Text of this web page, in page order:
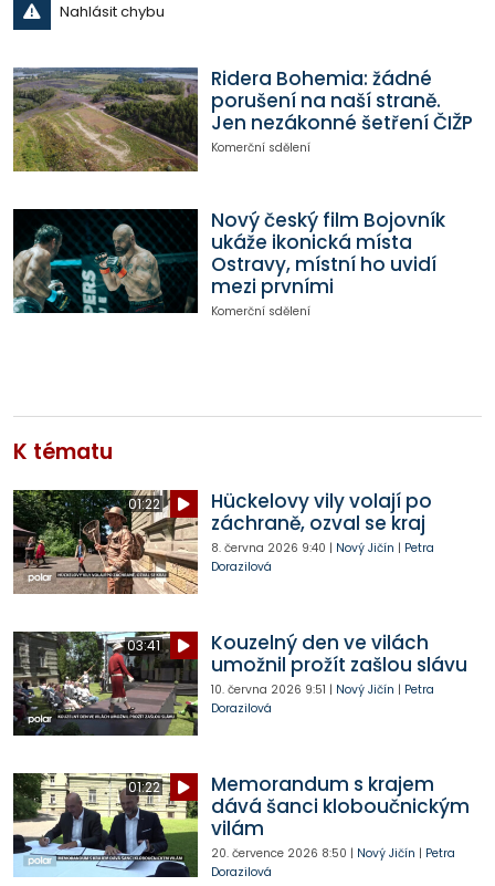
Nahlásit chybu
Ridera Bohemia: žádné
porušení na naší straně.
Jen nezákonné šetření ČIŽP
Komerční sdělení
Nový český film Bojovník
ukáže ikonická místa
Ostravy, místní ho uvidí
mezi prvními
Komerční sdělení
K tématu
01:22
Hückelovy vily volají po
záchraně, ozval se kraj
8. června 2026 9:40 | Nový Jičín | Petra
Dorazilová
03:41
Kouzelný den ve vilách
umožnil prožít zašlou slávu
10. června 2026 9:51 | Nový Jičín | Petra
Dorazilová
01:22
Memorandum s krajem
dává šanci kloboučnickým
vilám
20. července 2026 8:50 | Nový Jičín | Petra
Dorazilová